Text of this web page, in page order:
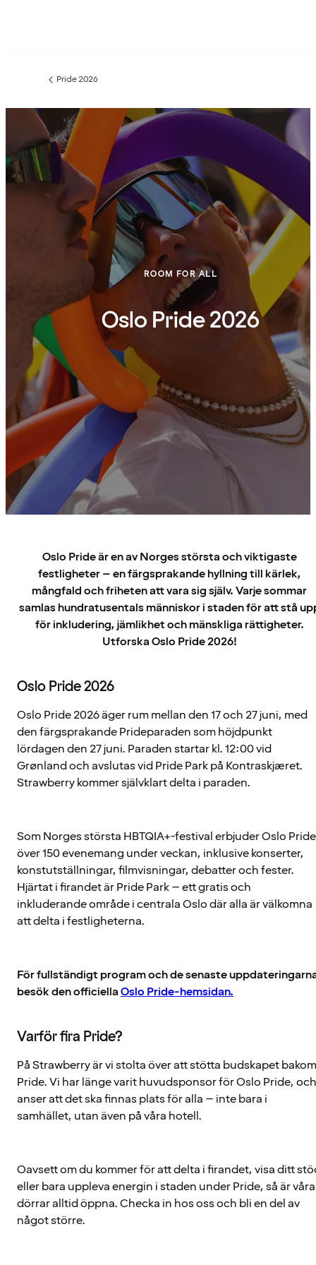
Föregående
Pride 2026
ROOM FOR ALL
Oslo Pride 2026
Oslo Pride är en av Norges största och viktigaste
festligheter – en färgsprakande hyllning till kärlek,
mångfald och friheten att vara sig själv. Varje sommar
samlas hundratusentals människor i staden för att stå
för inkludering, jämlikhet och mänskliga rättigheter.
Utforska Oslo Pride 2026!
Oslo Pride 2026
Oslo Pride 2026 äger rum mellan den 17 och 27 juni, med
den färgsprakande Prideparaden som höjdpunkt
lördagen den 27 juni. Paraden startar kl. 12:00 vid
Grønland och avslutas vid Pride Park på Kontraskjæret.
Strawberry kommer självklart delta i paraden.
Som Norges största HBTQIA+-festival erbjuder Oslo Pride
över 150 evenemang under veckan, inklusive konserter,
konstutställningar, filmvisningar, debatter och fester.
Hjärtat i firandet är Pride Park – ett gratis och
inkluderande område i centrala Oslo där alla är välkomna
att delta i festligheterna.
För fullständigt program och de senaste
besök den officiellaOslo Pride-hemsidan.
Varför fira Pride?
På Strawberry är vi stolta över att stötta budskapet bakom
Pride. Vi har länge varit huvudsponsor för Oslo Pride, och
anser att det ska finnas plats för alla – inte bara i
samhället, utan även på våra hotell.
Oavsett om du kommer för att delta i firandet, visa ditt
eller bara uppleva energin i staden under Pride, så är våra
dörrar alltid öppna. Checka in hos oss och bli en del av
något större.